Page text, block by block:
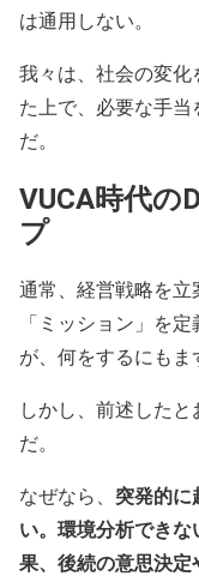
は通用しない。
我々は、社会の変化
た上で、必要な手
だ。
VUCA時代の
プ
通常、経営戦略を立
「ミッション」を
が、何をするにもま
しかし、前述した
だ。
なぜなら、 突発的に
い。環境分析でき
果、後続の意思決定